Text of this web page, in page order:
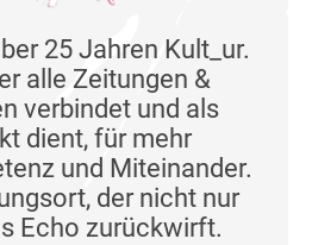
25 Jahren Kult_ur.
alle Zeitungen &
verbindet und als
dient, für mehr
und Miteinander.
der nicht nur
Echo zurückwirft.